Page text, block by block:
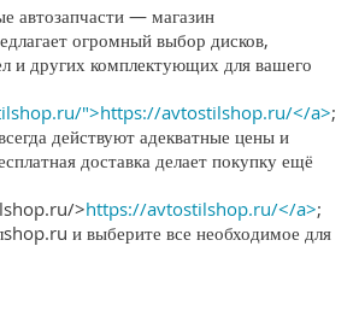
автозапчасти — магазин
огромный выбор дисков,
и других комплектующих для вашего
">https://avtostilshop.ru/</a>;
действуют адекватные цены и
доставка делает покупку ещё
>https://avtostilshop.ru/</a>;
и выберите все необходимое для